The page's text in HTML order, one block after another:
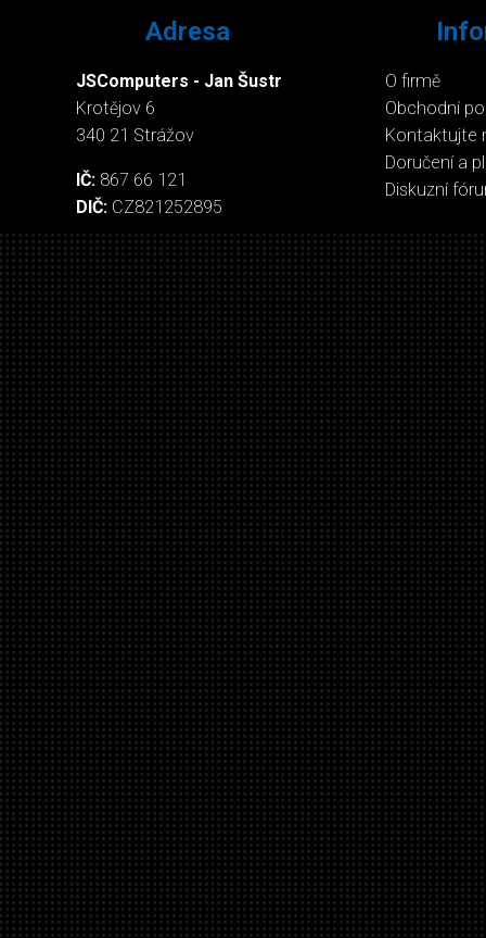
Adresa
JSComputers - Jan Šustr
Krotějov 6
340 21 Strážov
IČ: 867 66 121
DIČ: CZ821252895
O firmě
Obchodní
Kontaktujte
Doručení a
Diskuzní